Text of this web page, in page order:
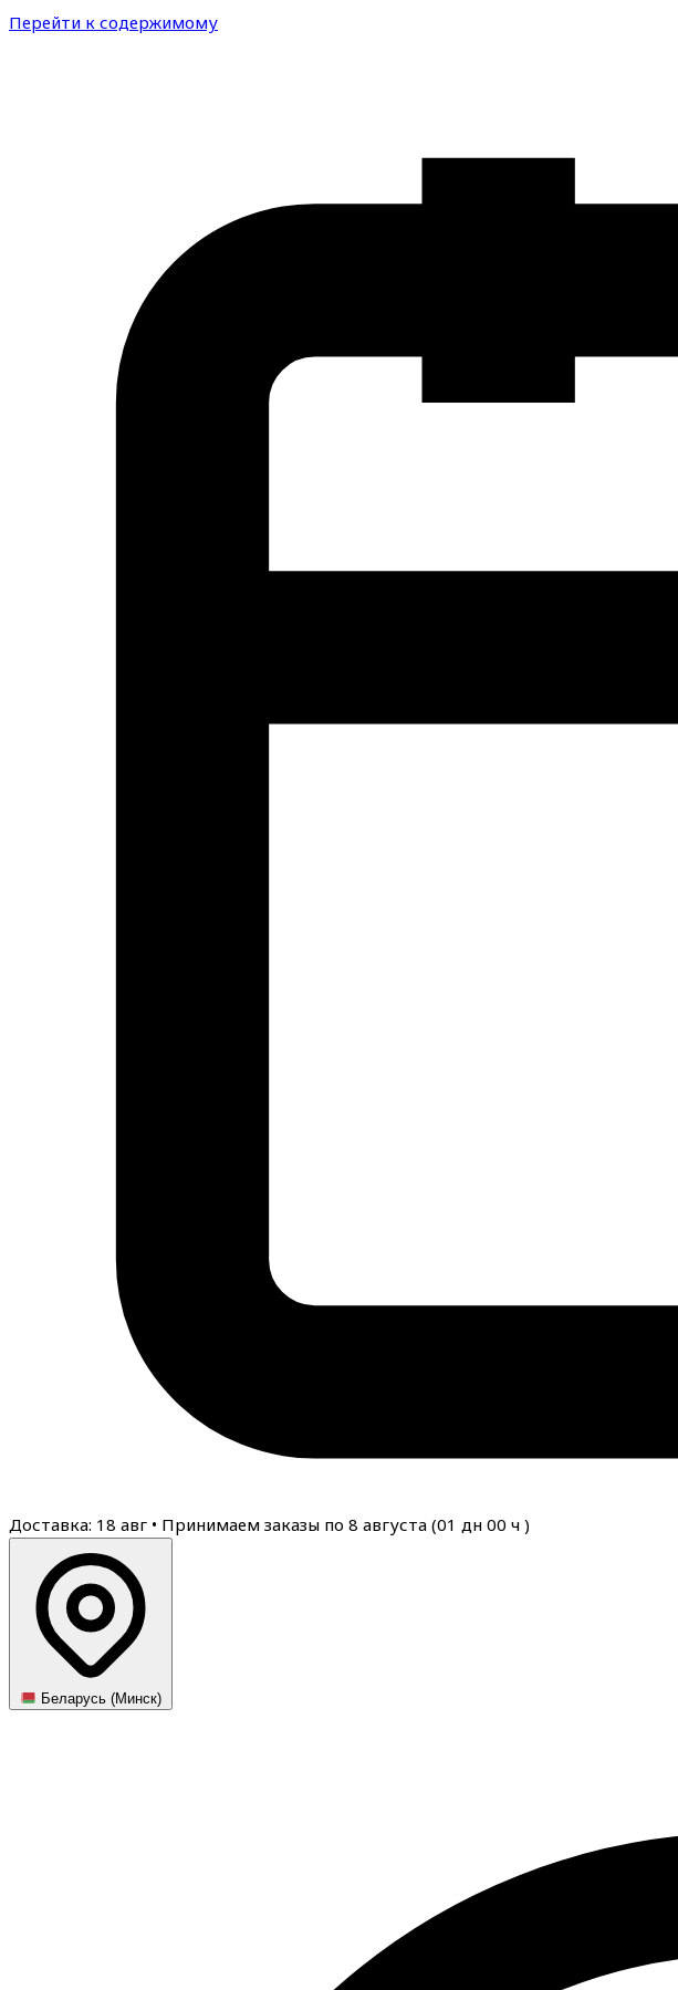
Перейти к содержимому
Доставка: 18 авг • Принимаем заказы по 8 августа (01 дн 00 ч )
Беларусь (Минск)